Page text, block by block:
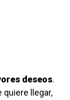
deseos.
llegar,